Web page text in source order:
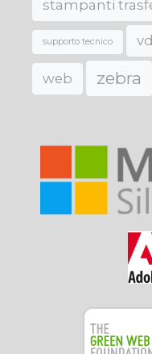
stampanti
supporto tecnico
web zebra